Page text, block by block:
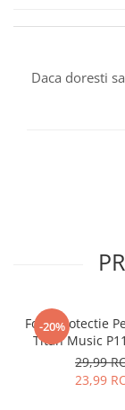
Daca doresti
-20%
Folie Protectie
Titan Music
VDOO
29,99
23,99